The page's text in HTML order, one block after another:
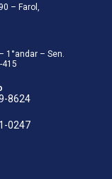
– Farol,
1°andar – Sen.
415
8624
0247